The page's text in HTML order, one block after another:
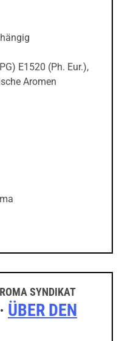
E1520 (Ph. Eur.),
Aromen
SYNDIKAT
ÜBER DEN